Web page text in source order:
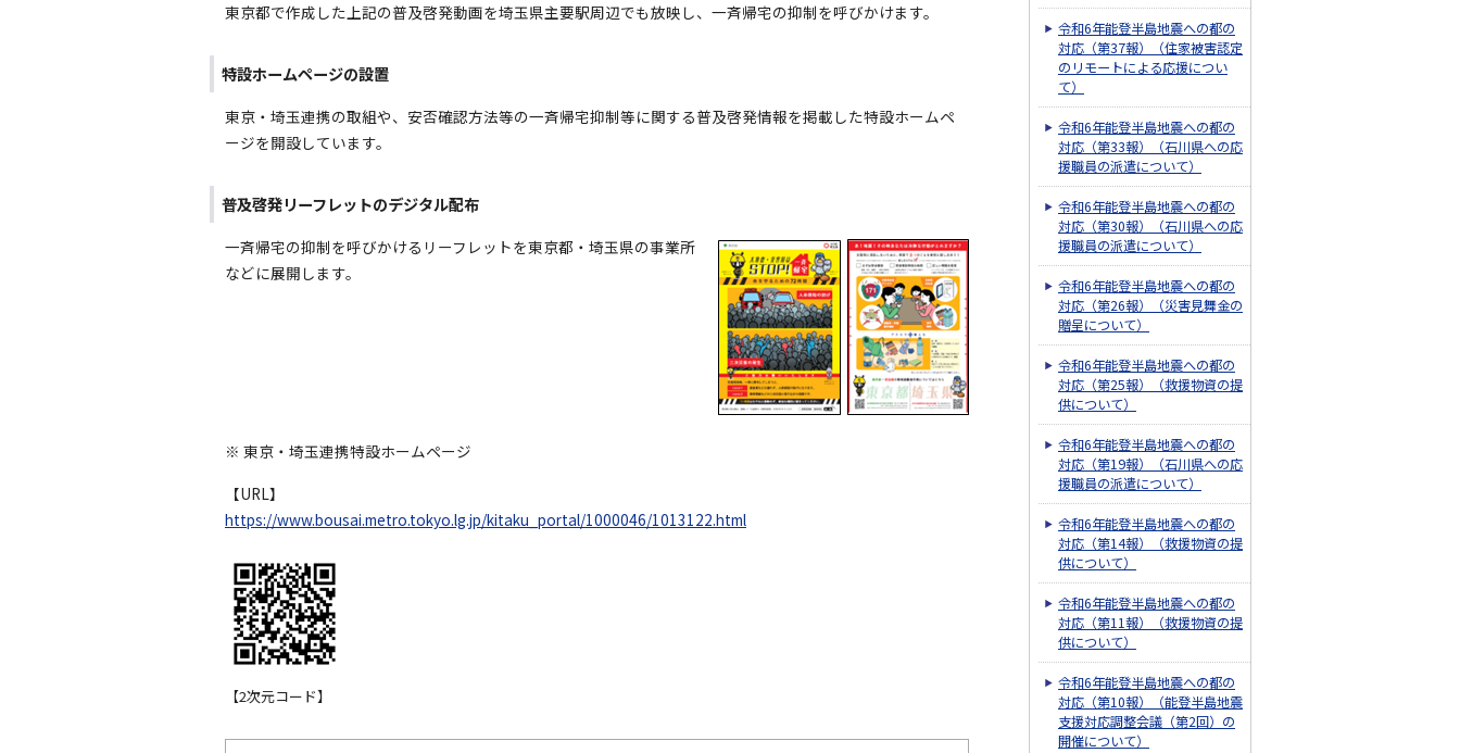
東京都で作成した上記の普及啓発動画を埼玉県主要駅周辺でも放映し、一斉帰宅の抑制を呼びかけます。
特設ホームページの設置
東京・埼玉連携の取組や、安否確認方法等の一斉帰宅抑制等に関する普及啓発情報を掲載した特設ホームペ
ージを開設しています。
普及啓発リーフレットのデジタル配布
一斉帰宅の抑制を呼びかけるリーフレットを東京都・埼玉県の事業所
などに展開します。
※ 東京・埼玉連携特設ホームページ
【URL】
https://www.bousai.metro.tokyo.lg.jp/kitaku_portal/1000046/1013122.html
【2次元コード】
令和6年能登半島地震への都の
対応（第37報）（住家被害認定
のリモートによる応援につい
て）
令和6年能登半島地震への都の
対応（第33報）（石川県への応
援職員の派遣について）
令和6年能登半島地震への都の
対応（第30報）（石川県への応
援職員の派遣について）
令和6年能登半島地震への都の
対応（第26報）（災害見舞金の
贈呈について）
令和6年能登半島地震への都の
対応（第25報）（救援物資の提
供について）
令和6年能登半島地震への都の
対応（第19報）（石川県への応
援職員の派遣について）
令和6年能登半島地震への都の
対応（第14報）（救援物資の提
供について）
令和6年能登半島地震への都の
対応（第11報）（救援物資の提
供について）
令和6年能登半島地震への都の
対応（第10報）（能登半島地震
支援対応調整会議（第2回）の
開催について）